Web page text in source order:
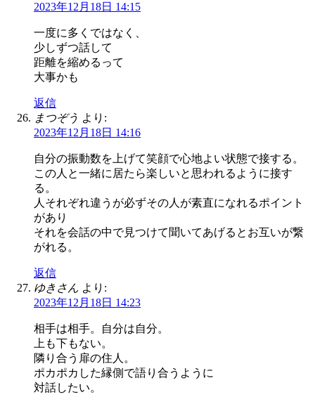
2023年12月18日 14:15
一度に多くではなく、
少しずつ話して
距離を縮めるって
大事かも
返信
まつぞう より:
2023年12月18日 14:16
自分の振動数を上げて笑顔で心地よい状態で接する。
この人と一緒に居たら楽しいと思われるように接す
る。
人それぞれ違うが必ずその人が素直になれるポイント
があり
それを会話の中で見つけて聞いてあげるとお互いが繋
がれる。
返信
ゆきさん より:
2023年12月18日 14:23
相手は相手。自分は自分。
上も下もない。
隣り合う扉の住人。
ポカポカした縁側で語り合うように
対話したい。